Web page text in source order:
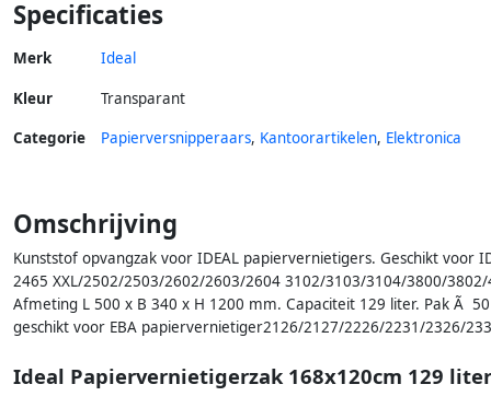
Specificaties
Merk Ideal
Kleur
Transparant
Categorie
Papierversnipperaars, Kantoorartikelen, Elektronica
Omschrijving
Kunststof opvangzak voor IDEAL papiervernietigers. Geschikt voor
2465 XXL/2502/2503/2602/2603/2604 3102/3103/3104/3800/
Afmeting L 500 x B 340 x H 1200 mm. Capaciteit 129 liter. Pak Ã
geschikt voor EBA papiervernietiger2126/2127/2226/2231/2326/
Ideal Papiervernietigerzak 168x120cm 129